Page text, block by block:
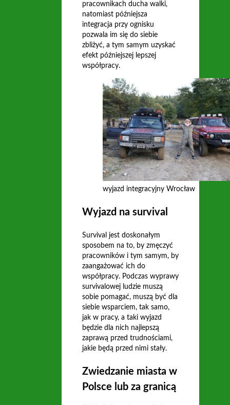
pracownikach ducha walki,
natomiast późniejsza
integracja przy ognisku
pozwala im się do siebie
zbliżyć, a tym samym uzyskać
efekt późniejszej lepszej
współpracy.
wyjazd integracyjny Wrocław
Wyjazd na survival
Survival jest doskonałym
sposobem na to, by zmęczyć
pracowników i tym samym, by
zaangażować ich do
współpracy. Podczas wyprawy
survivalowej ludzie muszą
sobie pomagać, muszą być dla
siebie wsparciem, tak samo,
jak w pracy, a taki wyjazd
będzie dla nich najlepszą
zaprawą przed trudnościami,
jakie będą przed nimi stały.
Zwiedzanie miasta w
Polsce lub za granicą